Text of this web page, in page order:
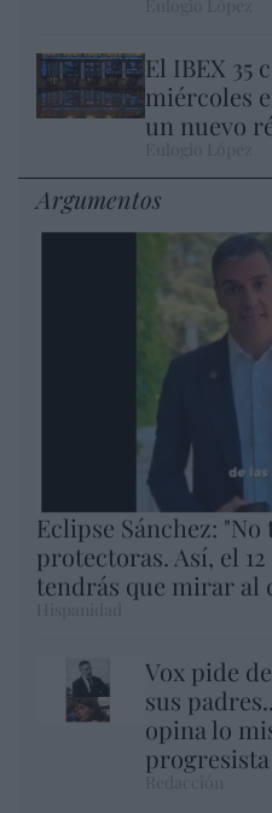
El IBEX 35
miércoles
un nuevo
Argumentos
Eclipse Sánchez:
protectoras. Así, el
tendrás que mirar al
Vox pide
sus
opina lo
progresista